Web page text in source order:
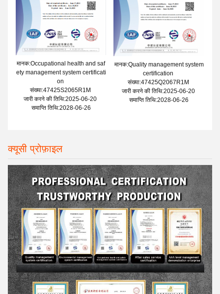
मानक:Occupational health and saf
ety management system certificati
on
संख्या:47425S2065R1M
जारी करने की तिथि:2025-06-20
समाप्ति तिथि:2028-06-26
मानक:Quality management system
certification
संख्या:47425Q2067R1M
जारी करने की तिथि:2025-06-20
समाप्ति तिथि:2028-06-26
क्यूसी प्रोफ़ाइल